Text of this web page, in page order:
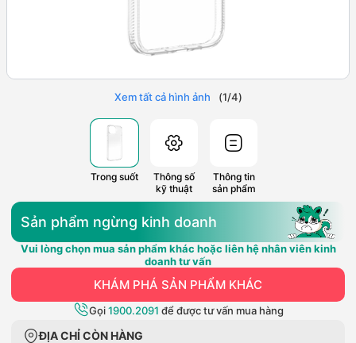
Xem tất cả hình ảnh (1/4)
Trong suốt
Thông số
kỹ thuật
Thông tin
sản phẩm
Sản phẩm ngừng kinh doanh
Vui lòng chọn mua sản phẩm khác hoặc liên hệ nhân viên kinh
doanh tư vấn
KHÁM PHÁ SẢN PHẨM KHÁC
Gọi1900.2091 để được tư vấn mua hàng
ĐỊA CHỈ CÒN HÀNG